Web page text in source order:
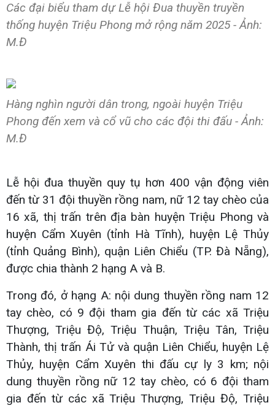
Các đại biểu tham dự Lễ hội Đua thuyền truyền
thống huyện Triệu Phong mở rộng năm 2025 - Ảnh:
M.Đ
Hàng nghìn người dân trong, ngoài huyện Triệu
Phong đến xem và cổ vũ cho các đội thi đấu - Ảnh:
M.Đ
Lễ hội đua thuyền quy tụ hơn 400 vận động viên
đến từ 31 đội thuyền rồng nam, nữ 12 tay chèo của
16 xã, thị trấn trên địa bàn huyện Triệu Phong và
huyện Cẩm Xuyên (tỉnh Hà Tĩnh), huyện Lệ Thủy
(tỉnh Quảng Bình), quận Liên Chiểu (TP. Đà Nẵng),
được chia thành 2 hạng A và B.
Trong đó, ở hạng A: nội dung thuyền rồng nam 12
tay chèo, có 9 đội tham gia đến từ các xã Triệu
Thượng, Triệu Độ, Triệu Thuận, Triệu Tân, Triệu
Thành, thị trấn Ái Tử và quận Liên Chiểu, huyện Lệ
Thủy, huyện Cẩm Xuyên thi đấu cự ly 3 km; nội
dung thuyền rồng nữ 12 tay chèo, có 6 đội tham
gia đến từ các xã Triệu Thượng, Triệu Độ, Triệu